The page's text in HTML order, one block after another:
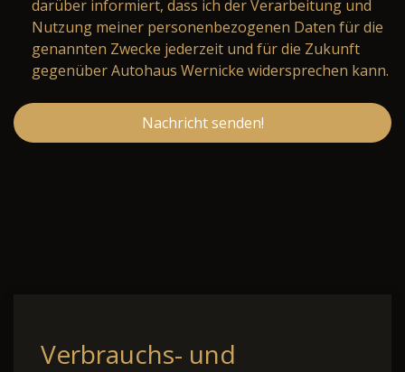
darüber informiert, dass ich der Verarbeitung und
Nutzung meiner personenbezogenen Daten für die
genannten Zwecke jederzeit und für die Zukunft
gegenüber Autohaus Wernicke widersprechen kann.
Nachricht senden!
Verbrauchs- und